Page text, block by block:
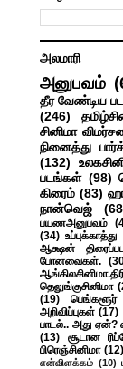
அலமாரி
அனுபவம்
தீர வேண்டிய
(246)
சினிமா
நினைத்து
(132)
படங்கள் (98)
கிரைம் (83)
நான்வெஜ்
பயணஅனுபவம்
(34) உப்புக்காத்து
ஆக்ஷன்
போனவைகள்.
தெலுங்குசினிமா
(19)
பெங்களூர்
அறிவிப்புகள் (17)
பாடல்.. அது ஏன்?
(13)
சூடான
பிரெஞ்சினிமா (12)
என்விளக்கம் (10)